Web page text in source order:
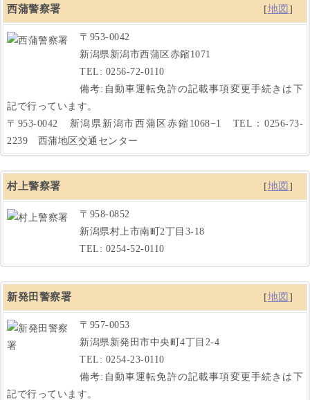
西蒲警察署 [地図 ]
〒953-0042
新潟県新潟市西蒲区赤鏥1071
TEL: 0256-72-0110
備考:自動車運転免許の記載事項変更手続きは下
記で行っています。
〒953-0042 新潟県新潟市西蒲区赤鏥1068−1 TEL：0256-73-
2239 西蒲地区交通センター
村上警察署 [地図 ]
〒958-0852
新潟県村上市南町2丁目3-18
TEL: 0254-52-0110
新発田警察署 [地図 ]
〒957-0053
新潟県新発田市中央町4丁目2-4
TEL: 0254-23-0110
備考:自動車運転免許の記載事項変更手続きは下
記で行っています。